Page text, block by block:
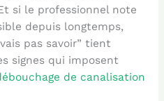
si le professionnel note
depuis longtemps,
pas savoir” tient
signes qui imposent
de canalisation